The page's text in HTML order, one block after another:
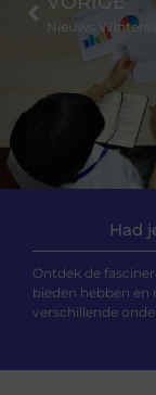
Had
Ontdek de
bieden hebben en
verschillende